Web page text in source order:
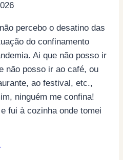
percebo o desatino das
do confinamento
Ai que não posso ir
não posso ir ao café, ou
ao festival, etc.,
ninguém me confina!
fui à cozinha onde tomei